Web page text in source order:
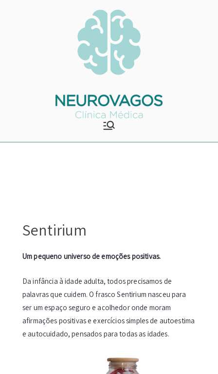
Neurovagos
Clínica Médica
Sentirium
Um pequeno universo de emoções positivas.
Da infância à idade adulta, todos precisamos de
palavras que cuidem. O frasco Sentirium nasceu para
ser um espaço seguro e acolhedor onde moram
afirmações positivas e exercícios simples de autoestima
e autocuidado, pensados para todas as idades.